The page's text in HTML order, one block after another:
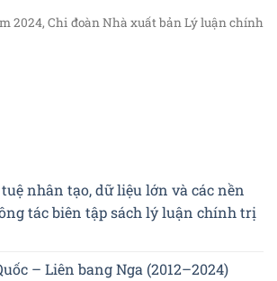
2024, Chi đoàn Nhà xuất bản Lý luận chính
nhân tạo, dữ liệu lớn và các nền
tác biên tập sách lý luận chính trị
– Liên bang Nga (2012–2024)